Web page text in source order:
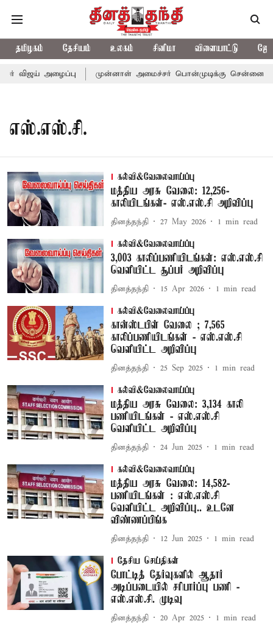
தமிழகம் தேசியம் உலகம் சினிமா விளையாட்டு
விஜய் அழைப்பு முன்னாள் அமைச்சர் பொன்முடிக்கு சென்னை
எஸ்.எஸ்.சி.
கல்வி&வேலைவாய்ப்பு
மத்திய அரசு வேலை: 12,256-
காலியிடங்கள்- எஸ்.எஸ்.சி அறிவிப்பு
தினத்தந்தி 27 May 2026 1 min read
கல்வி&வேலைவாய்ப்பு
3,003 காலிப்பணியிடங்கள்: எஸ்.எஸ்.சி
வெளியிட்ட சூப்பர் அறிவிப்பு
தினத்தந்தி 15 Apr 2026 1 min read
கல்வி&வேலைவாய்ப்பு
கான்ஸ்டபிள் வேலை ; 7,565
காலிப்பணியிடங்கள் - எஸ்.எஸ்.சி
வெளியிட்ட அறிவிப்பு
தினத்தந்தி 25 Sep 2025 1 min read
கல்வி&வேலைவாய்ப்பு
மத்திய அரசு வேலை: 3,134 காலி
பணியிடங்கள் - எஸ்.எஸ்.சி
வெளியிட்ட அறிவிப்பு
தினத்தந்தி 24 Jun 2025 1 min read
கல்வி&வேலைவாய்ப்பு
மத்திய அரசு வேலை: 14,582-
பணியிடங்கள் : எஸ்.எஸ்.சி
வெளியிட்ட அறிவிப்பு.. உடனே
விண்ணப்பிங்க
தினத்தந்தி 12 Jun 2025 1 min read
தேசிய செய்திகள்
போட்டித் தேர்வுகளில் ஆதார்
அடிப்படையில் சரிபார்ப்பு பணி -
எஸ்.எஸ்.சி. முடிவு
தினத்தந்தி 20 Apr 2025 1 min read